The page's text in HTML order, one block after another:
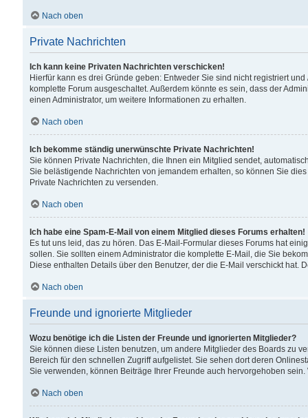
Nach oben
Private Nachrichten
Ich kann keine Privaten Nachrichten verschicken!
Hierfür kann es drei Gründe geben: Entweder Sie sind nicht registriert
komplette Forum ausgeschaltet. Außerdem könnte es sein, dass der
einen Administrator, um weitere Informationen zu erhalten.
Nach oben
Ich bekomme ständig unerwünschte Private Nachrichten!
Sie können Private Nachrichten, die Ihnen ein Mitglied sendet,
Sie belästigende Nachrichten von jemandem erhalten, so können Sie
Private Nachrichten zu versenden.
Nach oben
Ich habe eine Spam-E-Mail von einem Mitglied dieses Forums erhalten!
Es tut uns leid, das zu hören. Das E-Mail-Formular dieses Forums hat
sollen. Sie sollten einem Administrator die komplette E-Mail, die Sie
Diese enthalten Details über den Benutzer, der die E-Mail verschickt hat.
Nach oben
Freunde und ignorierte Mitglieder
Wozu benötige ich die Listen der Freunde und ignorierten Mitglieder?
Sie können diese Listen benutzen, um andere Mitglieder des Boards zu
Bereich für den schnellen Zugriff aufgelistet. Sie sehen dort deren
Sie verwenden, können Beiträge Ihrer Freunde auch hervorgehoben
Nach oben